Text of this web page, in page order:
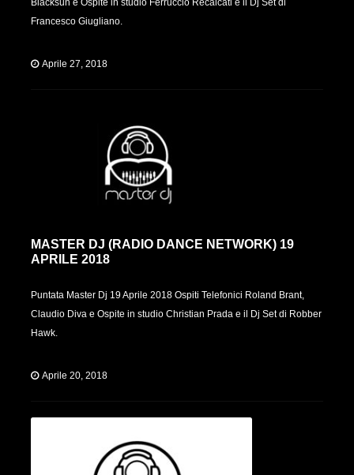
Francesco Giugliano.
Aprile 27, 2018
MASTER DJ (RADIO DANCE NETWORK) 19
APRILE 2018
Puntata Master Dj 19 Aprile 2018 Ospiti Telefonici Roland Brant,
Claudio Diva e Ospite in studio Christian Prada e il Dj Set di Robber
Hawk.
Aprile 20, 2018